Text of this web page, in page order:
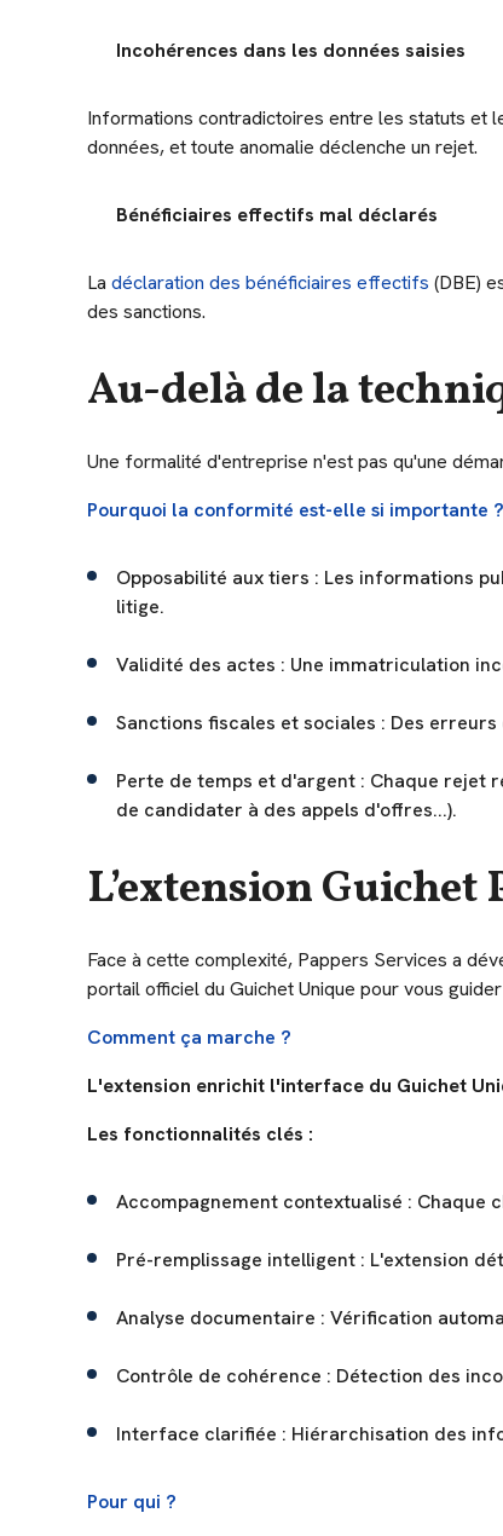
Incohérences dans les données saisies
Informations contradictoires entre les statuts et
données, et toute anomalie déclenche un rejet.
Bénéficiaires effectifs mal déclarés
La déclaration des bénéficiaires effectifs (DBE)
des sanctions.
Au-delà de la
Une formalité d'entreprise n'est pas qu'une
Pourquoi la conformité est-elle si importante ?
Opposabilité aux tiers : Les informations
litige.
Validité des actes : Une immatriculation
Sanctions fiscales et sociales : Des
Perte de temps et d'argent : Chaque
de candidater à des appels d'offres...).
L’extension
Face à cette complexité, Pappers Services a
portail officiel du Guichet Unique pour vous
Comment ça marche ?
L'extension enrichit l'interface du Guichet
Les fonctionnalités clés :
Accompagnement contextualisé : Chaque
Pré-remplissage intelligent : L'extension
Analyse documentaire : Vérification
Contrôle de cohérence : Détection des
Interface clarifiée : Hiérarchisation des
Pour qui ?